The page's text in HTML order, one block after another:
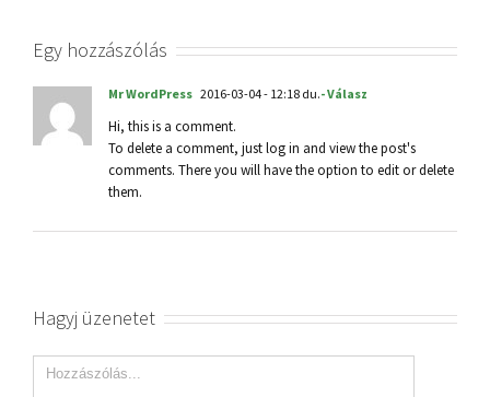
Egy hozzászólás
Mr WordPress 2016-03-04 - 12:18 du.- Válasz
Hi, this is a comment.
To delete a comment, just log in and view the post's
comments. There you will have the option to edit or delete
them.
Hagyj üzenetet